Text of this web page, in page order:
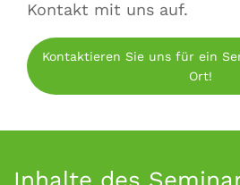
Kontakt mit uns auf.
Kontaktieren Sie uns für ein
Ort!
Inhalte des